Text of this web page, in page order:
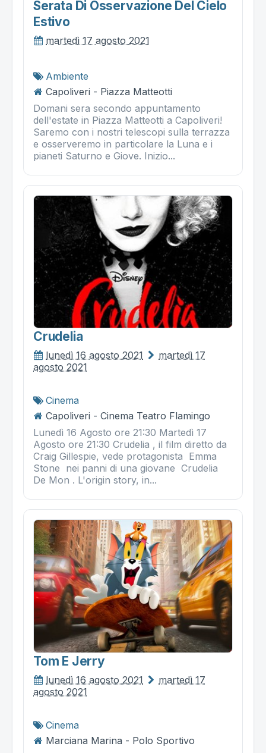
Serata Di Osservazione Del Cielo
Estivo
martedì 17 agosto 2021
Ambiente
Capoliveri - Piazza Matteotti
Domani sera secondo appuntamento
dell'estate in Piazza Matteotti a Capoliveri!
Saremo con i nostri telescopi sulla terrazza
e osserveremo in particolare la Luna e i
pianeti Saturno e Giove. Inizio...
Crudelia
lunedì 16 agosto 2021
martedì 17
agosto 2021
Cinema
Capoliveri - Cinema Teatro Flamingo
Lunedì 16 Agosto ore 21:30 Martedì 17
Agosto ore 21:30 Crudelia , il film diretto da
Craig Gillespie, vede protagonista Emma
Stone nei panni di una giovane Crudelia
De Mon . L'origin story, in...
Tom E Jerry
lunedì 16 agosto 2021
martedì 17
agosto 2021
Cinema
Marciana Marina - Polo Sportivo